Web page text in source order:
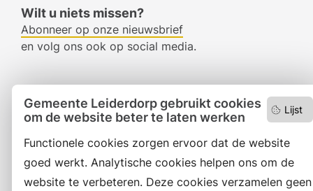
Lijst
Gemeente Leiderdorp gebruikt cookies
om de website beter te laten werken
Functionele cookies zorgen ervoor dat de website
goed werkt. Analytische cookies helpen ons om de
website te verbeteren. Deze cookies verzamelen geen
Wilt u niets missen?
Abonneer op onze nieuwsbrief
en volg ons ook op social media.
Facebook
RSS
LinkedIn
Instagram